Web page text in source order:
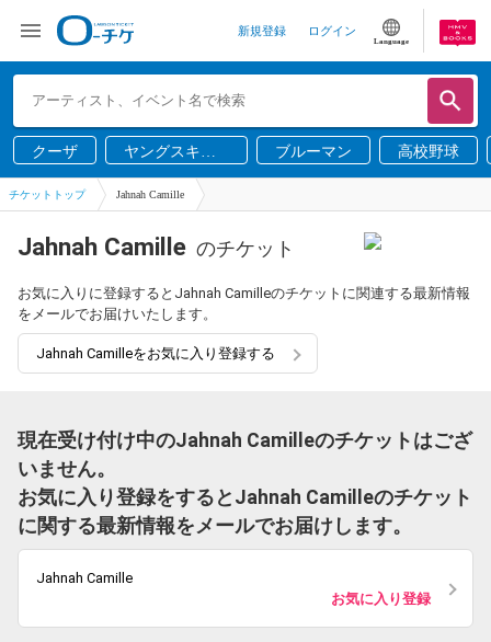
新規登録 ログイン
Language
クーザ
ヤングスキニ
ー
ブルーマン 高校野球
チケットトップ Jahnah Camille
Jahnah Camille のチケット
お気に入りに登録するとJahnah Camilleのチケットに関連する最新情報
をメールでお届けいたします。
Jahnah Camilleをお気に入り登録する
現在受け付け中のJahnah Camilleのチケットはござ
いません。
お気に入り登録をするとJahnah Camilleのチケット
に関する最新情報をメールでお届けします。
Jahnah Camille
お気に入り登録